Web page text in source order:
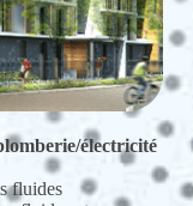
électricité
fluides